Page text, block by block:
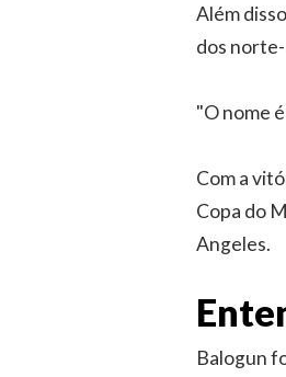
Além
dos
"O nome
Com a
Copa do
Angeles.
Balogun